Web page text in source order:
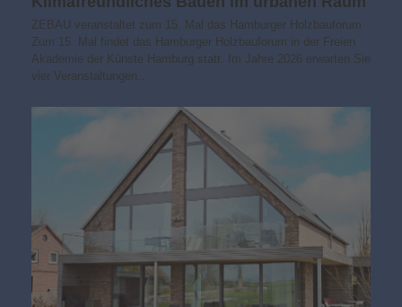
ZEBAU veranstaltet zum 15. Mal das Hamburger Holzbauforum
Zum 15. Mal findet das Hamburger Holzbauforum in der Freien
Akademie der Künste Hamburg statt. Im Jahre 2026 erwarten Sie
vier Veranstaltungen…